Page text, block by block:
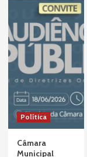
em Brumadinho
Tragédia VALE
Gabriel Parreiras
audiências
VALE
pela tragédia
do MPF, em
Política
Câmara
Municipal